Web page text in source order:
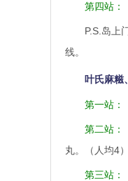
第四站：
P.S.岛上
线。
叶氏麻糍
第一站：
第二站：
丸。（人均4）
第三站：